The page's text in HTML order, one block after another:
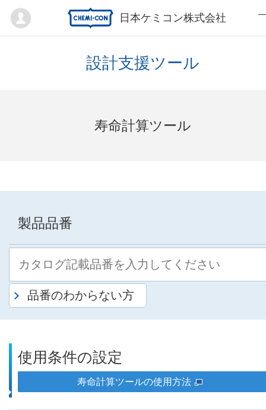
日本ケミコン株式会社
Mypage
設計支援ツール
寿命計算ツール
製品品番
品番のわからない方
使用条件の設定
寿命計算ツールの使用方法